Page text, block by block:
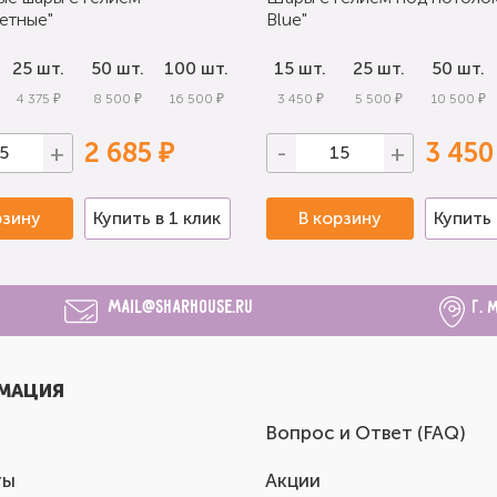
25 шт.
4 375 ₽
50 шт.
8 500 ₽
100 шт.
16 500 ₽
+ 2 685 ₽
Купить в 1 клик
Blue"
15 шт.
3 450 ₽
25 шт.
5 500 ₽
50 шт.
10 500 ₽
- + 3
В корзину Купить
mail@sharhouse.ru г.
Вопрос и Ответ (FAQ)
Акции